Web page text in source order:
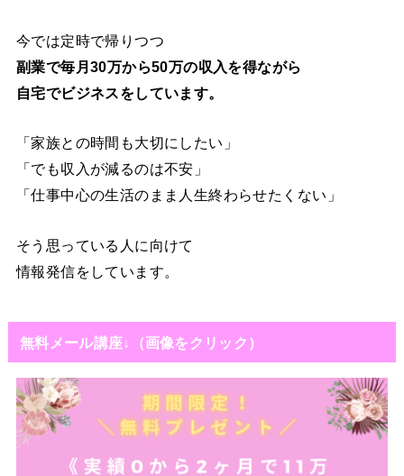
今では定時で帰りつつ
副業で毎月30万から50万の収入を得ながら
自宅でビジネスをしています。
「家族との時間も大切にしたい」
「でも収入が減るのは不安」
「仕事中心の生活のまま人生終わらせたくない」
そう思っている人に向けて
情報発信をしています。
無料メール講座↓（画像をクリック）